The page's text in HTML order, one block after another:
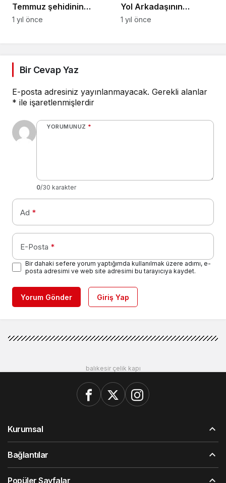
Temmuz şehidinin
ailesine ziyaret
1 yıl önce
Yol Arkadaşının
Nikâhını Kıydı
1 yıl önce
Bir Cevap Yaz
E-posta adresiniz yayınlanmayacak. Gerekli alanlar
* ile işaretlenmişlerdir
YORUMUNUZ *
0/30 karakter
Ad *
E-Posta *
Bir dahaki sefere yorum yaptığımda kullanılmak üzere adımı, e-
posta adresimi ve web site adresimi bu tarayıcıya kaydet.
Yorum Gönder Giriş Yap
balıkesir çelik kapı
Kurumsal
Bağlantılar
Popüler Sayfalar